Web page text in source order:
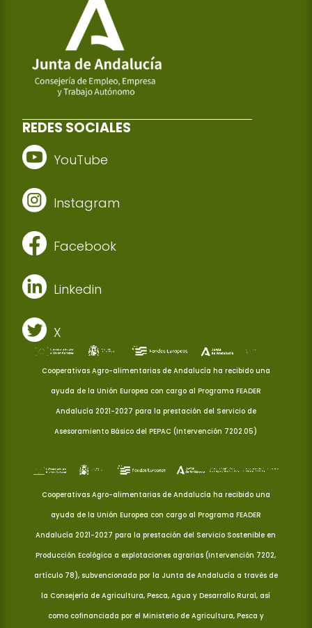
REDES SOCIALES
YouTube
Instagram
Facebook
Linkedin
X
Cooperativas Agro-alimentarias de Andalucía ha recibido una
ayuda de la Unión Europea con cargo al Programa FEADER
Andalucía 2021-2027 para la prestación del Servicio de
Asesoramiento Básico del PEPAC (Intervención 7202.05)
Cooperativas Agro-alimentarias de Andalucía ha recibido una
ayuda de la Unión Europea con cargo al Programa FEADER
Andalucía 2021-2027 para la prestación del Servicio Sostenible en
Producción Ecológica a explotaciones agrarias (Intervención 7202,
artículo 78), subvencionada por la Junta de Andalucía a través de
la Consejería de Agricultura, Pesca, Agua y Desarrollo Rural, así
como cofinanciada por el Ministerio de Agricultura, Pesca y